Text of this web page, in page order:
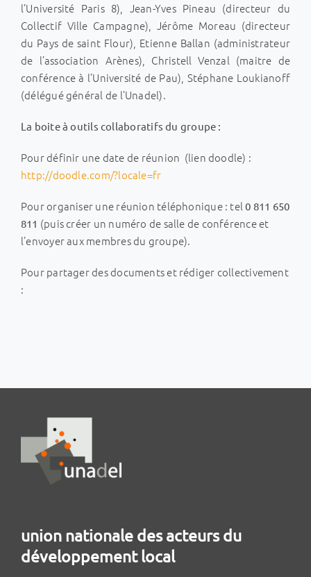
l’Université Paris 8), Jean-Yves Pineau (directeur du
Collectif Ville Campagne), Jérôme Moreau (directeur
du Pays de saint Flour), Etienne Ballan (administrateur
de l’association Arènes), Christell Venzal (maitre de
conférence à l’Université de Pau), Stéphane Loukianoff
(délégué général de l’Unadel).
La boite à outils collaboratifs du groupe :
Pour définir une date de réunion (lien doodle) :
http://doodle.com/?locale=fr
Pour organiser une réunion téléphonique : tel0 811 650
811 (puis créer un numéro de salle de conférence et
l’envoyer aux membres du groupe).
Pour partager des documents et rédiger collectivement
:
union nationale des acteurs du
développement local